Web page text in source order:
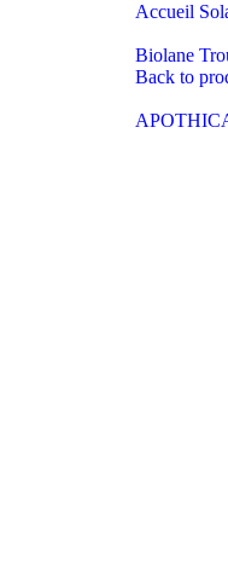
Accueil
Biolane
Back to